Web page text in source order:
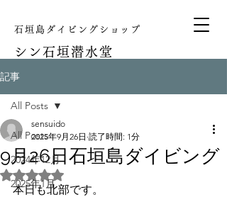
石垣島ダイビングショップ
シン石垣潜水堂
記事
All Posts
2024年12月
2025年1月
All Posts
9月26日石垣島ダイビング
sensuido
2025年9月26日 読了時間: 1分
5つ星のうちNaNと評価されています。
本日も北部です。